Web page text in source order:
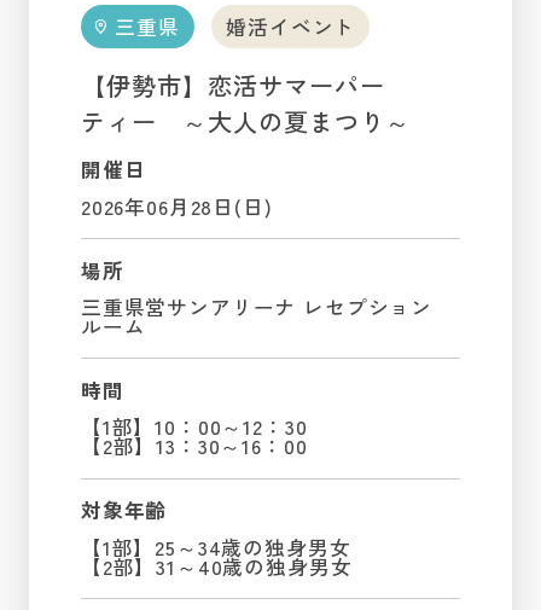
三重県 婚活イベント
【伊勢市】恋活サマーパー
ティー ～大人の夏まつり～
開催日
2026年06月28日(日)
場所
三重県営サンアリーナ レセプション
ルーム
時間
【1部】10：00～12：30
【2部】13：30～16：00
対象年齢
【1部】25～34歳の独身男女
【2部】31～40歳の独身男女